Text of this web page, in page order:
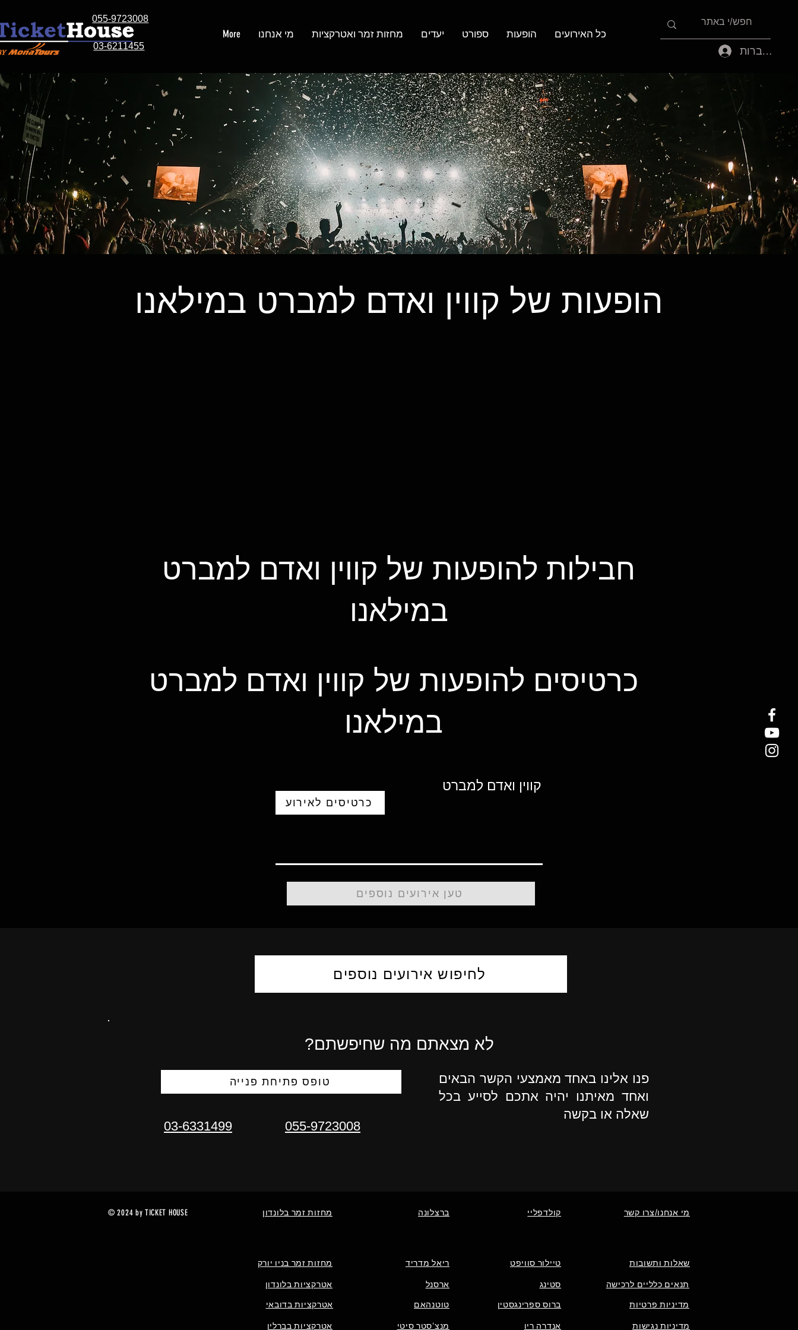
055-9723008
03-6211455
כל האירועים הופעות ספורט יעדים מחזות זמר ואטרקציות מי אנחנו
More
להתחברות
הופעות של קווין ואדם למברט במילאנו
חבילות להופעות של קווין ואדם למברט
במילאנו
כרטיסים להופעות של קווין ואדם למברט
במילאנו
כרטיסים לאירוע
קווין ואדם למברט
טען אירועים נוספים
לחיפוש אירועים נוספים
לא מצאתם מה שחיפשתם?
טופס פתיחת פנייה
03-6331499 055-9723008
פנו אלינו באחד מאמצעי הקשר הבאים
ואחד מאיתנו יהיה אתכם לסייע בכל
שאלה או בקשה
© 2024 by TICKET HOUSE מחזות זמר בלונדון ברצלונה קולדפליי מי אנחנו/צרו קשר
מחזות זמר בניו יורק
אטרקציות בלונדון
אטרקציות בדובאי
אטרקציות בברלין
ריאל מדריד
ארסנל
טוטנהאם
מנצ'סטר סיטי
טיילור סוויפט
סטינג
ברוס ספרינגסטין
אנדרה ריו
שאלות ותשובות
תנאים כלליים לרכישה
מדיניות פרטיות
מדיניות נגישות